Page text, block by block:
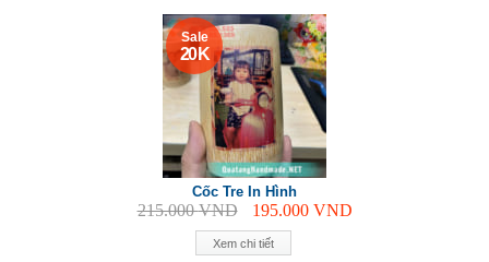
Xem chi tiết
Sale
20 K
Cốc Tre In Hình
215.000VND 195.000 VND